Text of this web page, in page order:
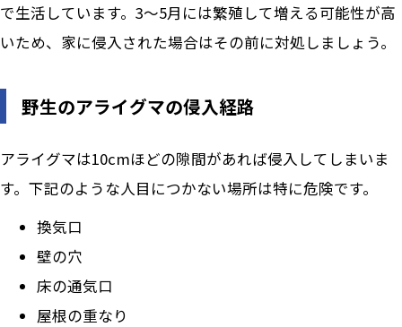
で生活しています。3～5月には繁殖して増える可能性が高
いため、家に侵入された場合はその前に対処しましょう。
野生のアライグマの侵入経路
アライグマは10cmほどの隙間があれば侵入してしまいま
す。下記のような人目につかない場所は特に危険です。
換気口
壁の穴
床の通気口
屋根の重なり